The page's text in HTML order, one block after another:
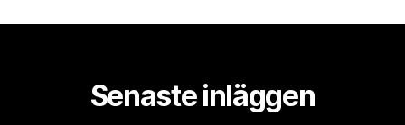
Senaste inläggen